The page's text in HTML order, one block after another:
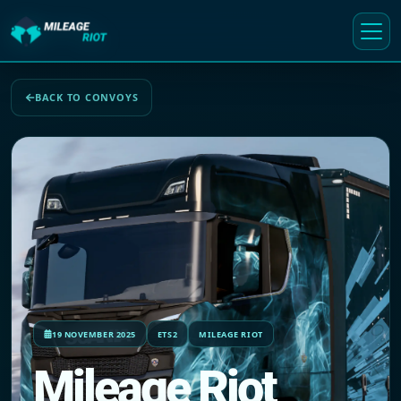
BACK TO CONVOYS
19 NOVEMBER 2025 ETS2 MILEAGE RIOT
Mileage Riot